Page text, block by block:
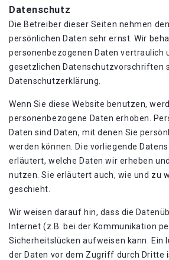
Datenschutz
Die Betreiber dieser Seiten nehmen
persönlichen Daten sehr ernst. Wir
personenbezogenen Daten vertraulich
gesetzlichen Datenschutzvorschriften
Datenschutzerklärung.
Wenn Sie diese Website benutzen,
personenbezogene Daten erhoben.
Daten sind Daten, mit denen Sie
werden können. Die vorliegende
erläutert, welche Daten wir erheben
nutzen. Sie erläutert auch, wie und zu
geschieht.
Wir weisen darauf hin, dass die
Internet (z.B. bei der Kommunikation
Sicherheitslücken aufweisen kann. Ein
der Daten vor dem Zugriff durch Dritte